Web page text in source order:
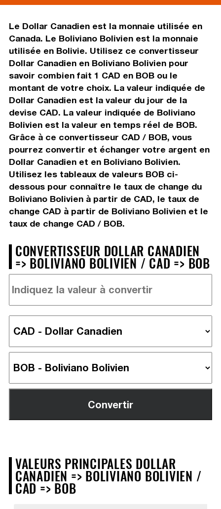
Le Dollar Canadien est la monnaie utilisée en
Canada. Le Boliviano Bolivien est la monnaie
utilisée en Bolivie. Utilisez ce convertisseur
Dollar Canadien en Boliviano Bolivien pour
savoir combien fait 1 CAD en BOB ou le
montant de votre choix. La valeur indiquée de
Dollar Canadien est la valeur du jour de la
devise CAD. La valeur indiquée de Boliviano
Bolivien est la valeur en temps réel de BOB.
Grâce à ce convertisseur CAD / BOB, vous
pourrez convertir et échanger votre argent en
Dollar Canadien et en Boliviano Bolivien.
Utilisez les tableaux de valeurs BOB ci-
dessous pour connaître le taux de change du
Boliviano Bolivien à partir de CAD, le taux de
change CAD à partir de Boliviano Bolivien et le
taux de change CAD / BOB.
CONVERTISSEUR DOLLAR CANADIEN
=> BOLIVIANO BOLIVIEN / CAD => BOB
VALEURS PRINCIPALES DOLLAR
CANADIEN => BOLIVIANO BOLIVIEN /
CAD => BOB